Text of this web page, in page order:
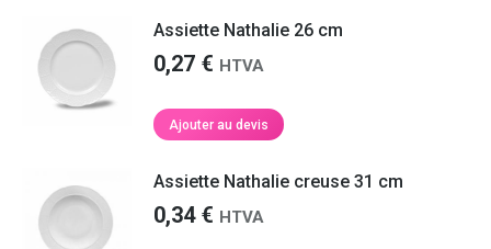
0,25 €.0,21 €.
Assiette Nathalie 26 cm
0,27 € HTVA
Ajouter au devis
Assiette Nathalie creuse 31 cm
0,34 € HTVA